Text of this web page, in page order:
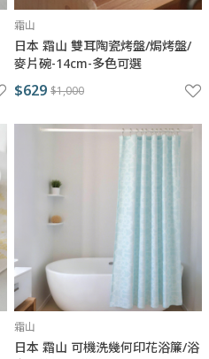
霜山
日本 霜山 雙耳陶瓷烤盤/焗烤盤/
麥片碗-14cm-多色可選
$629 $1,000
霜山
日本 霜山 可機洗幾何印花浴簾/浴